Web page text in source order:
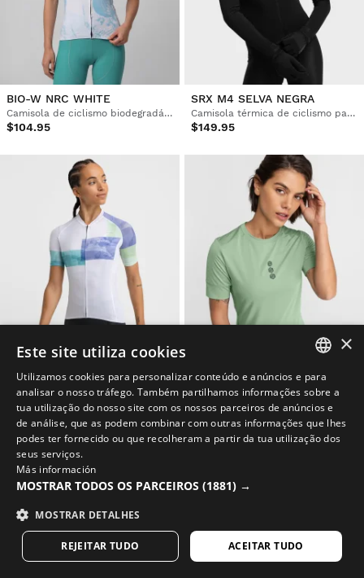
BIO-W NRC WHITE
Camisola de ciclismo biodegradável para mulher
$104.95
SRX M4 SELVA NEGRA
Camisola térmica de ciclismo para mulher
$149.95
M3 ECLAT
Camisola ultraleve de ciclismo mulher
$104.95
JUNIPER
$59.95
SPANISH
ENGLISH
GREEK
FRENCH
×
Este site utiliza cookies
Utilizamos cookies para personalizar conteúdo e anúncios e para
analisar o nosso tráfego. Também partilhamos informações sobre a
tua utilização do nosso site com os nossos parceiros de anúncios e
de análise, que as podem combinar com outras informações que lhes
podes ter fornecido ou que recolheram a partir da tua utilização dos
seus serviços.
Más información
MOSTRAR TODOS OS PARCEIROS (1881) →
MOSTRAR DETALHES
ACEITAR TUDO
REJEITAR TUDO